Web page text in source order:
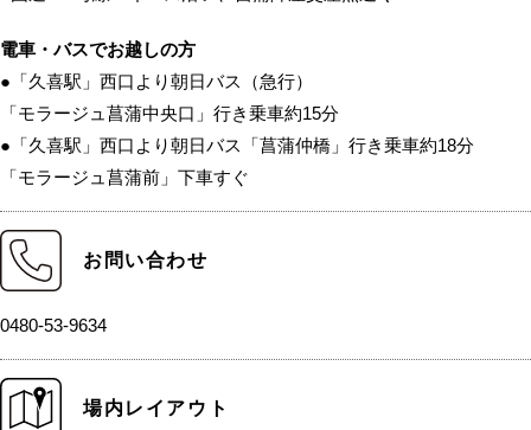
電車・バスでお越しの方
●「久喜駅」西口より朝日バス（急行）
「モラージュ菖蒲中央口」行き乗車約15分
●「久喜駅」西口より朝日バス「菖蒲仲橋」行き乗車約18分
「モラージュ菖蒲前」下車すぐ
お問い合わせ
0480-53-9634
場内レイアウト